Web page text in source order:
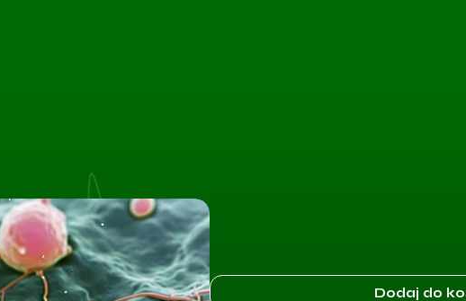
Dodaj do